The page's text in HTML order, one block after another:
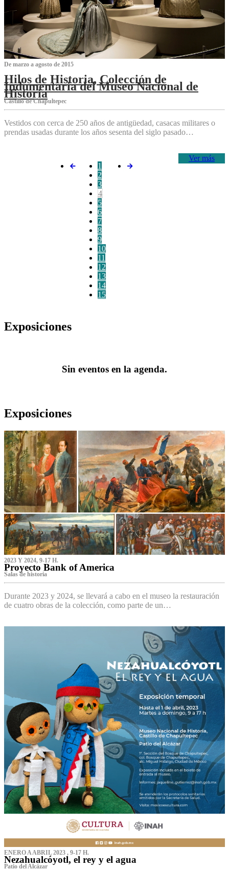
De marzo a agosto de 2015
Hilos de Historia, Colección de
Indumentaria del Museo Nacional de
Historia
Castillo de Chapultepec
Vestidos con cerca de 250 años de antigüedad, casacas militares o
prendas usadas durante los años sesenta del siglo pasado…
Ver más
1
2
3
4
5
6
7
8
9
10
11
12
13
14
15
Exposiciones
Sin eventos en la agenda.
Exposiciones
2023 Y 2024, 9-17 H.
Proyecto Bank of America
S‌alas de historia
Durante 2023 y 2024, se llevará a cabo en el museo la restauración
de cuatro obras de la colección, como parte de un…
ENERO A ABRIL 2023 , 9-17 H.
Nezahualcóyotl, el rey y el agua
Patio del Alcázar